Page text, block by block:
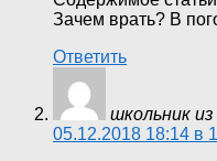
Зачем врать? В
Ответить
школьник
05.12.2018 18:14 в